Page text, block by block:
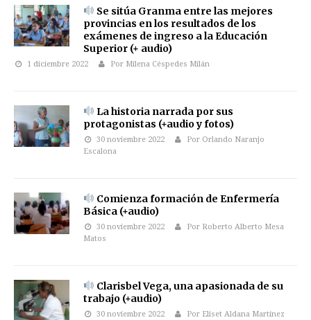
Se sitúa Granma entre las mejores
provincias en los resultados de los
exámenes de ingreso a la Educación
Superior (+ audio)
1 diciembre 2022 Por Milena Céspedes Milán
La historia narrada por sus
protagonistas (+audio y fotos)
30 noviembre 2022
Por Orlando Naranjo
Escalona
Comienza formación de Enfermería
Básica (+audio)
30 noviembre 2022
Por Roberto Alberto Mesa
Matos
Clarisbel Vega, una apasionada de su
trabajo (+audio)
30 noviembre 2022 Por Eliset Aldana Martínez